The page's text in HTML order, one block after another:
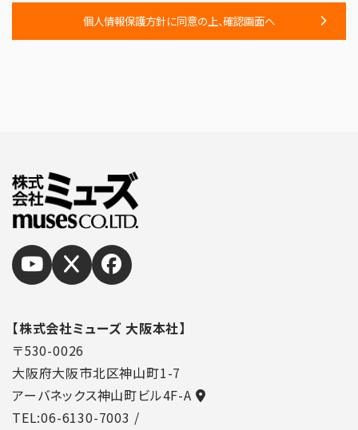
の連絡。
取得した閲覧・購買履歴等の情報を分析し、ユ
正不当な目的でサービスを利用したユーザー
の特定をし、ご利用をお断りするため。
個人情報の利用目的は、変更前後の関連性に
ついて合理性が認められる場合に限って変更す
るものとします。
個人情報の利用目的について変更を行った際
は、変更後の目的について当社所定の方法によ
ってユーザーに通知し、加えてWebサイト上に
■第3条（個人情報の管理と保護）
個人情報の管理は、厳重に行うこととし、次に掲げる
場合を除き、ご本人の同意がない限り、第三者に対
しデータを開示・提供することはいたしません。また、
安全性を考慮し、個人情報への不正アクセス、個人
情報の紛失、破壊、改ざん及び漏えい等のリスクに対
個人情報保護方針に同意の上、確認画面へ
【株式会社ミューズ 大阪本社】
〒530-0026
大阪府大阪市北区神山町1-7
アーバネックス神山町ビル4F-A
TEL:06-6130-7003 /